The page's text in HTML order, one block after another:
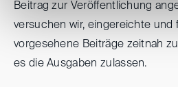
Beitrag zur Veröffentlichung
versuchen wir, eingereichte und
vorgesehene Beiträge zeitnah
es die Ausgaben zulassen.